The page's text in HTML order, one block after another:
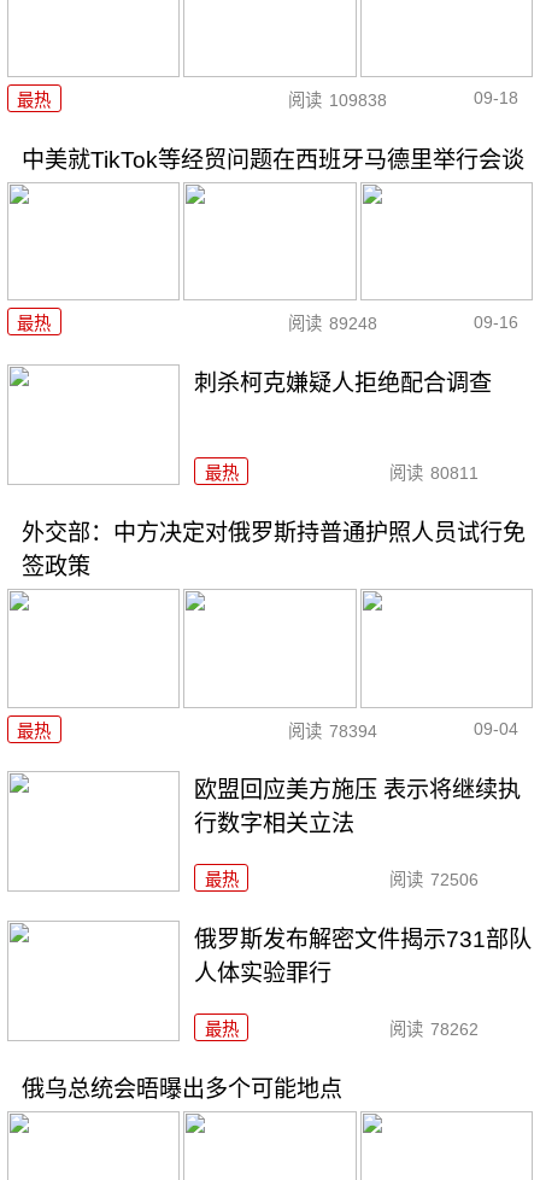
最热 阅读 109838 09-18
中美就TikTok等经贸问题在西班牙马德里举行会谈
最热 阅读 89248 09-16
刺杀柯克嫌疑人拒绝配合调查
最热 阅读 80811
外交部：中方决定对俄罗斯持普通护照人员试行免
签政策
最热 阅读 78394 09-04
欧盟回应美方施压 表示将继续执
行数字相关立法
最热 阅读 72506
俄罗斯发布解密文件揭示731部队
人体实验罪行
最热 阅读 78262
俄乌总统会晤曝出多个可能地点